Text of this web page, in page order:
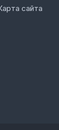
сайта